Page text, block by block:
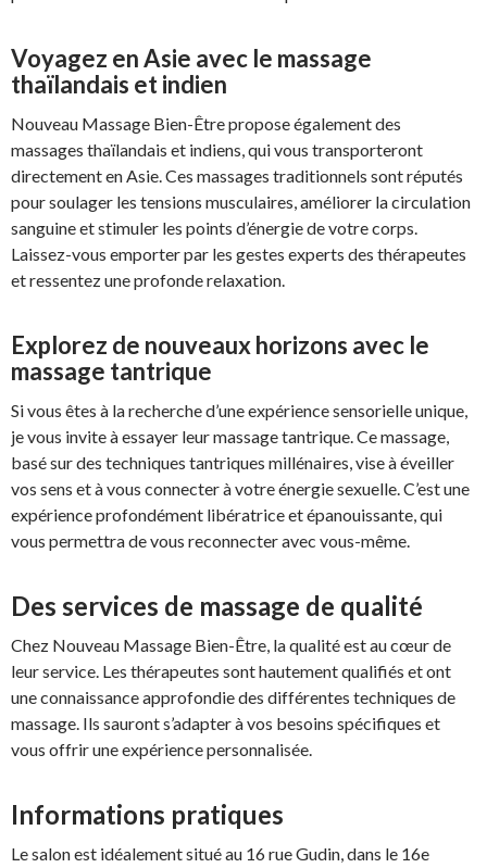
Voyagez en Asie avec le massage
thaïlandais et indien
Nouveau Massage Bien-Être propose également des
massages thaïlandais et indiens, qui vous transporteront
directement en Asie. Ces massages traditionnels sont réputés
pour soulager les tensions musculaires, améliorer la circulation
sanguine et stimuler les points d’énergie de votre corps.
Laissez-vous emporter par les gestes experts des thérapeutes
et ressentez une profonde relaxation.
Explorez de nouveaux horizons avec le
massage tantrique
Si vous êtes à la recherche d’une expérience sensorielle unique,
je vous invite à essayer leur massage tantrique. Ce massage,
basé sur des techniques tantriques millénaires, vise à éveiller
vos sens et à vous connecter à votre énergie sexuelle. C’est une
expérience profondément libératrice et épanouissante, qui
vous permettra de vous reconnecter avec vous-même.
Des services de massage de qualité
Chez Nouveau Massage Bien-Être, la qualité est au cœur de
leur service. Les thérapeutes sont hautement qualifiés et ont
une connaissance approfondie des différentes techniques de
massage. Ils sauront s’adapter à vos besoins spécifiques et
vous offrir une expérience personnalisée.
Informations pratiques
Le salon est idéalement situé au 16 rue Gudin, dans le 16e